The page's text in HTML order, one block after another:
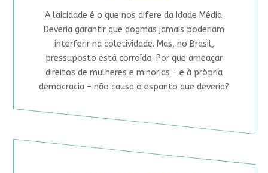
A laicidade é o que nos difere da Idade Média.
Deveria garantir que dogmas jamais poderiam
interferir na coletividade. Mas, no Brasil,
pressuposto está corroído. Por que ameaçar
direitos de mulheres e minorias – e à própria
democracia – não causa o espanto que deveria?